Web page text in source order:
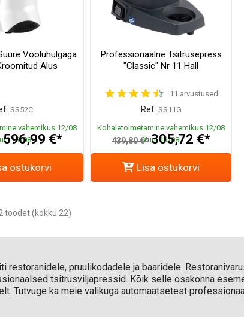
Vooluhulgaga
Alus
SS52C
vahemikus 12/08
13/08
596,99 €*
ostukorvi
Professionaalne Tsitrusepress
"Classic" Nr 11 Hall
11 arvustused
Ref. SS11G
Kohaletoimetamine vahemikus 12/08
kuni 13/08
439,80 €* 305,72 €*
Lisa ostukorvi
toodet (kokku 22)
pruulikodadele ja baaridele.
tsitrusviljapressid. Kõik selle osakonna
Tutvuge ka meie valikuga automaatsetest